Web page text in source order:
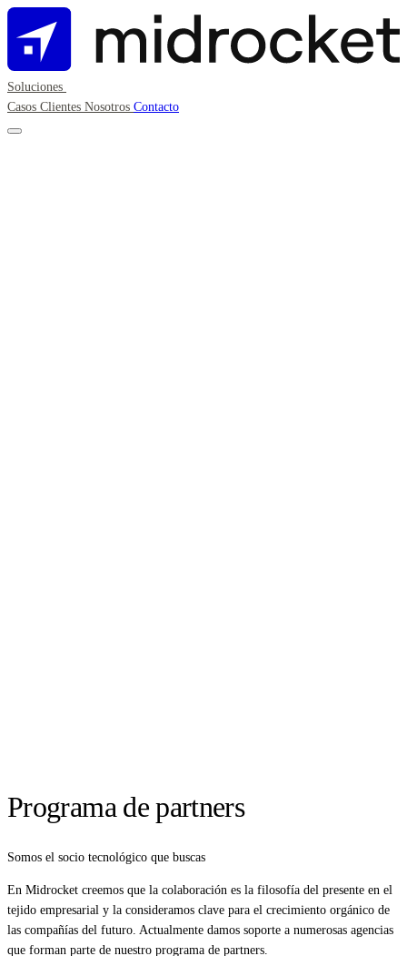
Soluciones
Casos Clientes Nosotros Contacto
Programa de partners
Somos el socio tecnológico que buscas
En Midrocket creemos que la colaboración es la filosofía del presente en el
tejido empresarial y la consideramos clave para el crecimiento orgánico de
las compañías del futuro. Actualmente damos soporte a numerosas agencias
que forman parte de nuestro programa de partners.